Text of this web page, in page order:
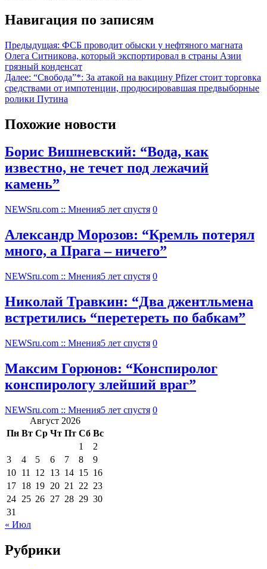
Навигация по записям
Предыдущая: ФСБ проводит обыски у нефтяного магната
Олега Ситникова, который экспортировал в страны Азии
грязный конденсат
Далее: “Свобода”*: За атакой на вакцину Pfizer стоит торговка
средствами от импотенции, продюсировавшая предвыборные
ролики Путина
Похожие новости
Борис Вишневский: “Вода, как
известно, не течет под лежачий
камень”
NEWSru.com :: Мнения5 лет спустя 0
Александр Морозов: “Кремль потерял
много, а Прага – ничего”
NEWSru.com :: Мнения5 лет спустя 0
Николай Травкин: “Два джентльмена
встретились “перетереть по бабкам”
NEWSru.com :: Мнения5 лет спустя 0
Максим Горюнов: “Конспиролог
конспирологу злейший враг”
NEWSru.com :: Мнения5 лет спустя 0
Август 2026
Пн Вт Ср Чт Пт Сб Вс
1
2
3
4 5 6 7 8
9
10 11 12 13 14 15 16
17 18 19 20 21 22 23
24 25 26 27 28 29 30
31
« Июл
Рубрики